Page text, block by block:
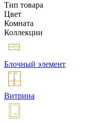
Тип товара
Цвет
Комната
Коллекции
Блочный элемент
Витрина